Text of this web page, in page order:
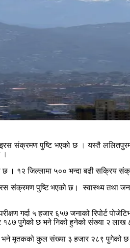
संक्रमण पुष्टि भएको छ । यस्तै
।
। १२ जिल्लामा ५०० भन्दा बढी सक्रिय
संक्रमण पुष्टि भएको छ। स्वास्थ्य तथा
गर्दा ५ हजार ६५७ जनाको रिपोर्ट
पुगेको छ भने निको हुनेको संख्या २ लाख
मृतकको कुल संख्या ३ हजार २८९ पुगेको छ